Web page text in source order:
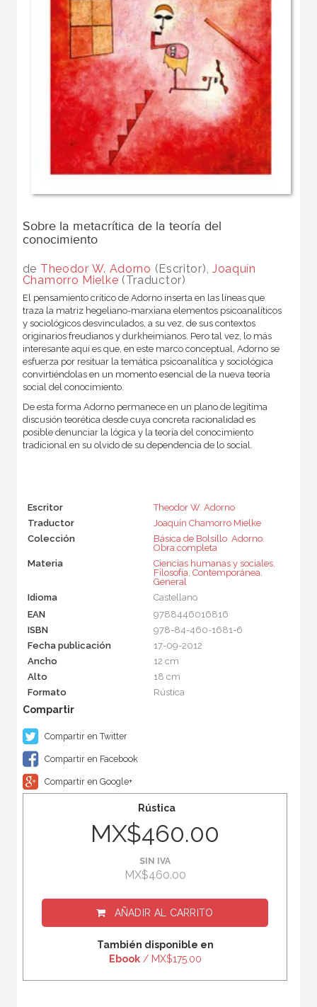
Sobre la metacrítica de la teoría del
conocimiento
de Theodor W. Adorno (Escritor), Joaquín
Chamorro Mielke (Traductor)
El pensamiento crítico de Adorno inserta en las líneas que
traza la matriz hegeliano-marxiana elementos psicoanalíticos
y sociológicos desvinculados, a su vez, de sus contextos
originarios freudianos y durkheimianos. Pero tal vez, lo más
interesante aquí es que, en este marco conceptual, Adorno se
esfuerza por resituar la temática psicoanalítica y sociológica
convirtiéndolas en un momento esencial de la nueva teoría
social del conocimiento.
De esta forma Adorno permanece en un plano de legítima
discusión teorética desde cuya concreta racionalidad es
posible denunciar la lógica y la teoría del conocimiento
tradicional en su olvido de su dependencia de lo social.
Escritor
Theodor W. Adorno
Traductor
Joaquín Chamorro Mielke
Colección
Básica de Bolsillo  Adorno.
Obra completa
Materia
Ciencias humanas y sociales,
Filosofía Contemporánea
General
Idioma
Castellano
EAN
9788446016816
ISBN
978-84-460-1681-6
Fecha publicación
17-09-2012
Ancho
12 cm
Alto
18 cm
Formato
Rústica
Compartir en Twitter
Compartir en Facebook
Compartir en Google+
Rústica
MX$460.00
SIN IVA
MX$460.00
AÑADIR AL CARRITO
También disponible en
Ebook/ MX$175.00